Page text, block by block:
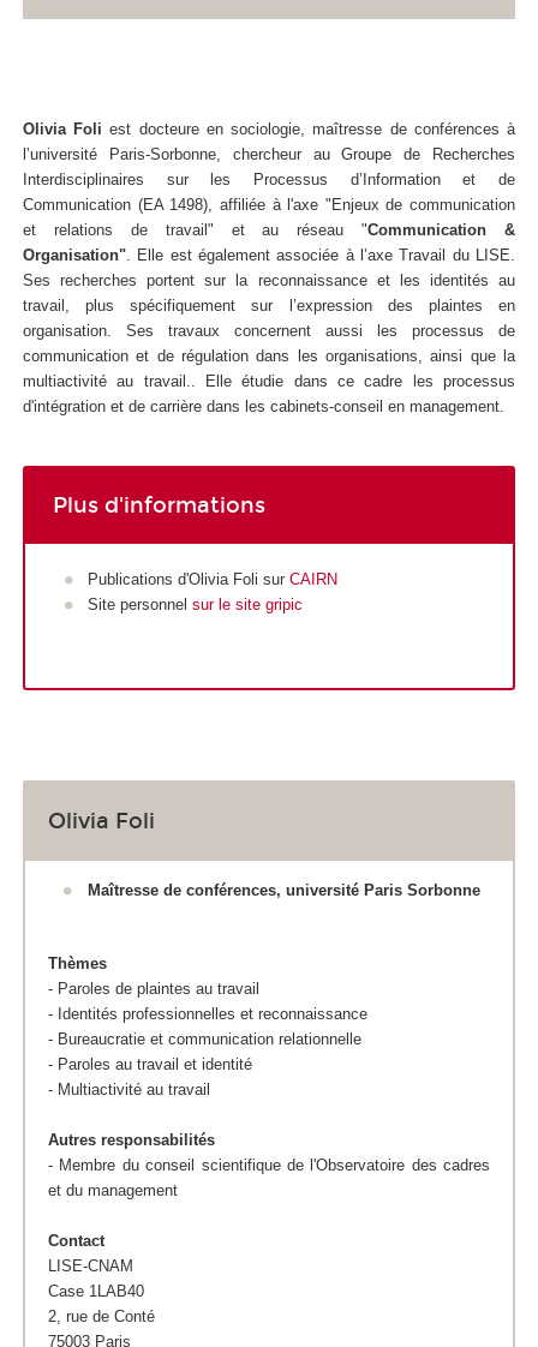
Olivia Foli est docteure en sociologie, maîtresse de conférences à
l’université Paris-Sorbonne, chercheur au Groupe de Recherches
Interdisciplinaires sur les Processus d’Information et de
Communication (EA 1498), affiliée à l'axe "Enjeux de communication
et relations de travail" et au réseau "Communication &
Organisation" . Elle est également associée à l’axe Travail du LISE.
Ses recherches portent sur la reconnaissance et les identités au
travail, plus spécifiquement sur l’expression des plaintes en
organisation. Ses travaux concernent aussi les processus de
communication et de régulation dans les organisations, ainsi que la
multiactivité au travail.. Elle étudie dans ce cadre les processus
d'intégration et de carrière dans les cabinets-conseil en management.
Plus d'informations
Publications d'Olivia Foli sur CAIRN
Site personnel sur le site gripic
Olivia Foli
Maîtresse de conférences, université Paris Sorbonne
Thèmes
- Paroles de plaintes au travail
- Identités professionnelles et reconnaissance
- Bureaucratie et communication relationnelle
- Paroles au travail et identité
- Multiactivité au travail
Autres responsabilités
- Membre du conseil scientifique de l'Observatoire des cadres
et du management
Contact
LISE-CNAM
Case 1LAB40
2, rue de Conté
75003 Paris